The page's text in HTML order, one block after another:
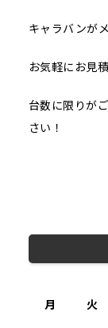
キャラバンが
お気軽にお見
台数に限りが
さい！
月
火